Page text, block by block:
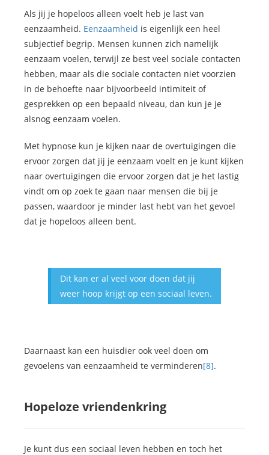
Als jij je hopeloos alleen voelt heb je last van
eenzaamheid. Eenzaamheid is eigenlijk een heel
subjectief begrip. Mensen kunnen zich namelijk
eenzaam voelen, terwijl ze best veel sociale contacten
hebben, maar als die sociale contacten niet voorzien
in de behoefte naar bijvoorbeeld intimiteit of
gesprekken op een bepaald niveau, dan kun je je
alsnog eenzaam voelen.
Met hypnose kun je kijken naar de overtuigingen die
ervoor zorgen dat jij je eenzaam voelt en je kunt kijken
naar overtuigingen die ervoor zorgen dat je het lastig
vindt om op zoek te gaan naar mensen die bij je
passen, waardoor je minder last hebt van het gevoel
dat je hopeloos alleen bent.
Dit kan er al veel voor doen dat jij
weer hoop krijgt op een sociaal leven.
Daarnaast kan een huisdier ook veel doen om
gevoelens van eenzaamheid te verminderen[8].
Hopeloze vriendenkring
Je kunt dus een sociaal leven hebben en toch het